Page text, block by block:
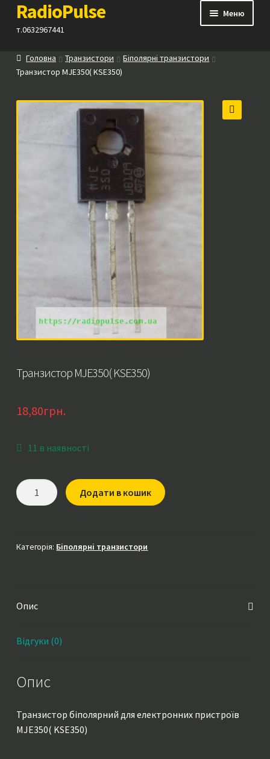
Перейти
до
Перейти
до
RadioPulse
т.0632967441
Меню
Каталог
Контакти
Прайс
Посилання
Головна Транзистори
Біполярні транзистори
Транзистор MJE350( KSE350)
Транзистор MJE350( KSE350)
18,80грн.
11 в наявності
Транзистор
MJE350(
Додати в кошик
Категорія: Біполярні транзистори
Опис
Відгуки (0)
Опис
Транзистор біполярний для електронних пристроїв
MJE350( KSE350)